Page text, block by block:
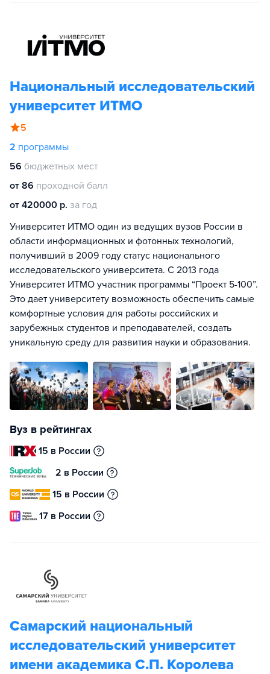
Национальный исследовательский
университет ИТМО
5
2 программы
56 бюджетных мест
от 86 проходной балл
от 420000 р. за год
Университет ИТМО один из ведущих вузов России в
области информационных и фотонных технологий,
получивший в 2009 году статус национального
исследовательского университета. С 2013 года
Университет ИТМО участник программы “Проект 5-100”.
Это дает университету возможность обеспечить самые
комфортные условия для работы российских и
зарубежных студентов и преподавателей, создать
уникальную среду для развития науки и образования.
Вуз в рейтингах
15 в России
2 в России
15 в России
17 в России
Самарский национальный
исследовательский университет
имени академика С.П. Королева